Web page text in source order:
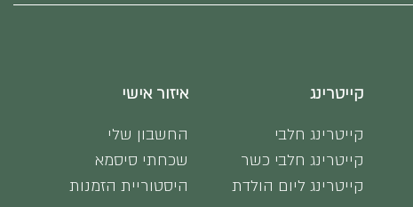
קייטרינג
קייטרינג חלבי
קייטרינג חלבי כשר
קייטרינג ליום הולדת
איזור אישי
החשבון שלי
שכחתי סיסמא
היסטוריית הזמנות